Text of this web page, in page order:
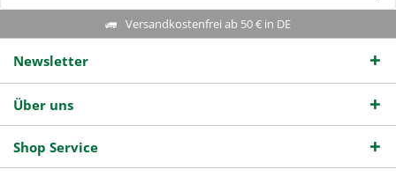
Versandkostenfrei ab 50 € in DE
Newsletter
Über uns
Shop Service